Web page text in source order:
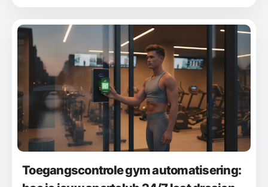
Toegangscontrole gym automatisering: